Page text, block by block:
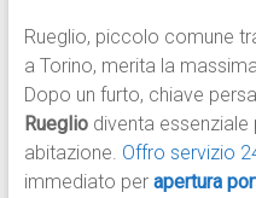
Rueglio, piccolo comune
a Torino, merita la
Dopo un furto, chiave
Ruegliodiventa essenziale
abitazione. Offro servizio
immediato per apertura